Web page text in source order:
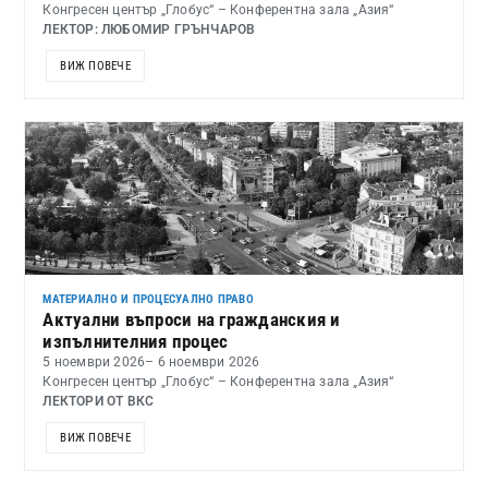
Конгресен център „Глобус“ – Конферентна зала „Азия“
ЛЕКТОР: ЛЮБОМИР ГРЪНЧАРОВ
ВИЖ ПОВЕЧЕ
МАТЕРИАЛНО И ПРОЦЕСУАЛНО ПРАВО
Актуални въпроси на гражданския и
изпълнителния процес
5 ноември 2026– 6 ноември 2026
Конгресен център „Глобус“ – Конферентна зала „Азия“
ЛЕКТОРИ ОТ ВКС
ВИЖ ПОВЕЧЕ